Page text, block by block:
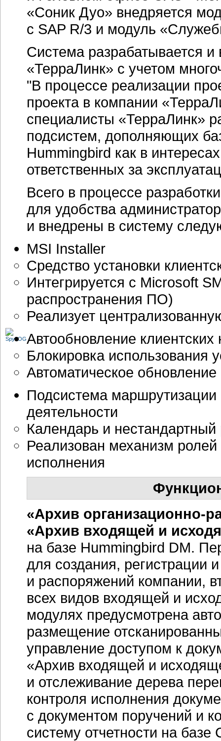
«Соник Дуо» внедряется
с SAP R/3 и модуль
Система разрабатывается
«ТерраЛинк» с учетом
"В процессе реализации
проекта в компании
специалисты «ТерраЛинк»
подсистем, дополняющих
Hummingbird как в
ответственных за
Всего в процессе
для удобства
и внедрены в систему
MSI Installer
Средство установки
Интегрируется с Microsoft
распространения ПО)
Реализует
Автообновление
Блокировка использования
Автоматическое
Подсистема маршрутизации
деятельности
Календарь и
Реализован механизм
исполнения
«Архив организационно-
«Архив входящей и
на базе Hummingbird DM.
для создания, регистрации
и распоряжений компании,
всех видов входящей и
модулях предусмотрена
размещение
управление доступом к
«Архив входящей и
и отслеживание дерева
контроля исполнения
с документом поручений и
систему отчетности на базе